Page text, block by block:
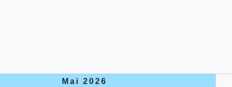
Mai 2026